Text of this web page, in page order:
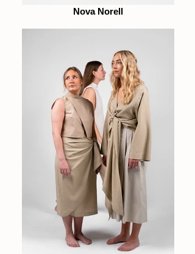
Nova Norell